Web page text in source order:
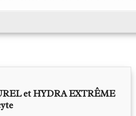
et HYDRA EXTRÊME